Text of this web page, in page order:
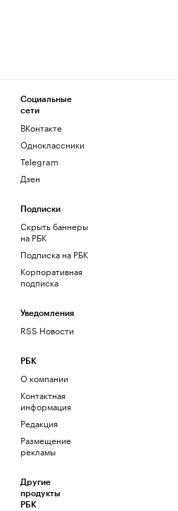
Социальные
сети
ВКонтакте
Одноклассники
Telegram
Дзен
Подписки
Скрыть баннеры
на РБК
Подписка на РБК
Корпоративная
подписка
Уведомления
RSS Новости
РБК
О компании
Контактная
информация
Редакция
Размещение
рекламы
Другие
продукты
РБК